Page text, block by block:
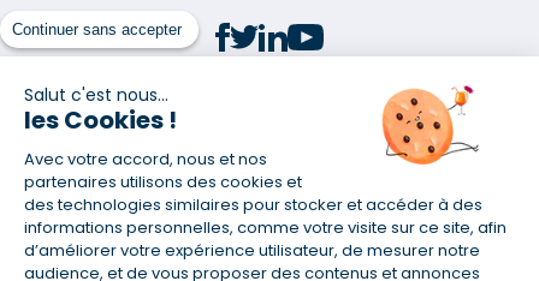
Continuer sans accepter
Salut c'est nous...
les Cookies !
Avec votre accord, nous et nos
partenaires utilisons des cookies et
des technologies similaires pour stocker et accéder à des
informations personnelles, comme votre visite sur ce site, afin
d’améliorer votre expérience utilisateur, de mesurer notre
audience, et de vous proposer des contenus et annonces
(1) Taux fixe national hors assurance et selon votre profil
(2) Économie de 65 % pour l'assurance d'un prêt amortissable de 330
457,23 € à 0,90 % sur 19,5 ans, accordé à un salarié non cadre assuré à
100 % (décès, PTIA, IPP, ITT, IPP) âgé de 36 ans fumeur et une personne
salariée non cadre assurée à 100 % (décès, PTIA, IPP, ITT, IPP) âgée de 35
ans et non-fumeur, tous deux sans risque médical connu. Au
14/07/2019, coût de l'assurance proposée par la banque 179,08 €/mois